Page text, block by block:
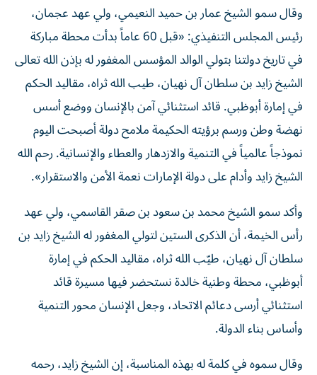
وقال سمو الشيخ عمار بن حميد النعيمي، ولي عهد عجمان،
رئيس المجلس التنفيذي: «قبل 60 عاماً بدأت محطة مباركة
في تاريخ دولتنا بتولي الوالد المؤسس المغفور له بإذن الله تعالى
الشيخ زايد بن سلطان آل نهيان، طيب الله ثراه، مقاليد الحكم
في إمارة أبوظبي. قائد استثنائي آمن بالإنسان ووضع أسس
نهضة وطن ورسم برؤيته الحكيمة ملامح دولة أصبحت اليوم
نموذجاً عالمياً في التنمية والازدهار والعطاء والإنسانية. رحم الله
الشيخ زايد وأدام على دولة الإمارات نعمة الأمن والاستقرار».
وأكد سمو الشيخ محمد بن سعود بن صقر القاسمي، ولي عهد
رأس الخيمة، أن الذكرى الستين لتولي المغفور له الشيخ زايد بن
سلطان آل نهيان، طيّب الله ثراه، مقاليد الحكم في إمارة
أبوظبي، محطة وطنية خالدة نستحضر فيها مسيرة قائد
استثنائي أرسى دعائم الاتحاد، وجعل الإنسان محور التنمية
وأساس بناء الدولة.
وقال سموه في كلمة له بهذه المناسبة، إن الشيخ زايد، رحمه